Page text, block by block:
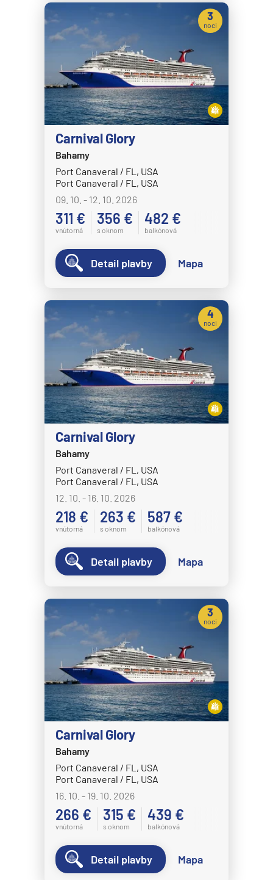
MSC Fantasia
MSC Grandiosa
MSC Lirica
MSC Magnifica
MSC Meraviglia
MSC Musica
MSC Opera
MSC Orchestra
MSC Poesia
MSC Preziosa
MSC Seascape
MSC Seashore
MSC Seaside
MSC Seaview
MSC Sinfonia
MSC Splendida
MSC Virtuosa
MSC World America
MSC World Asia
MSC World Atlantic
MSC World Europa
Norwegian Cruise Line
Norwegian Aqua
Norwegian Aura
Norwegian Bliss
Norwegian Dawn
Norwegian Encore
Norwegian Epic
Norwegian Escape
Norwegian Gem
Norwegian Getaway
Norwegian Jade
Norwegian Jewel
Norwegian Joy
Norwegian Luna
Norwegian Pearl
Norwegian Prima
Norwegian Sky
Norwegian Spirit
Norwegian Star
Norwegian Sun
Carnival Glory
Bahamy
Port Canaveral / FL, USA
Port Canaveral / FL, USA
09. 10. - 12. 10. 2026
311 €
vnútorná
356 €
s oknom
482 €
balkónová
3
noci
Detail plavby Mapa
Carnival Glory
Bahamy
Port Canaveral / FL, USA
Port Canaveral / FL, USA
12. 10. - 16. 10. 2026
218 €
vnútorná
263 €
s oknom
587 €
balkónová
4
noci
Detail plavby Mapa
Carnival Glory
Bahamy
Port Canaveral / FL, USA
Port Canaveral / FL, USA
16. 10. - 19. 10. 2026
266 €
vnútorná
315 €
s oknom
439 €
balkónová
3
noci
Detail plavby Mapa